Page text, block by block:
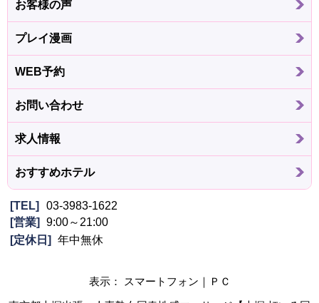
お客様の声
プレイ漫画
WEB予約
お問い合わせ
求人情報
おすすめホテル
TEL
03-3983-1622
営業
9:00～21:00
定休日
年中無休
表示： スマートフォン｜
ＰＣ